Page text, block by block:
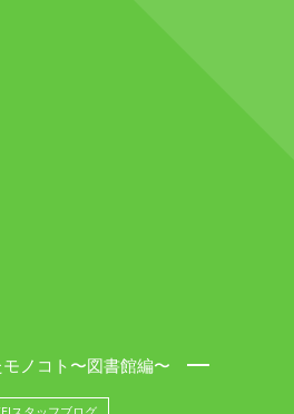
ノコト〜図書館編〜